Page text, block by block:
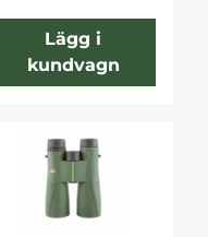
Lägg i
kundvagn